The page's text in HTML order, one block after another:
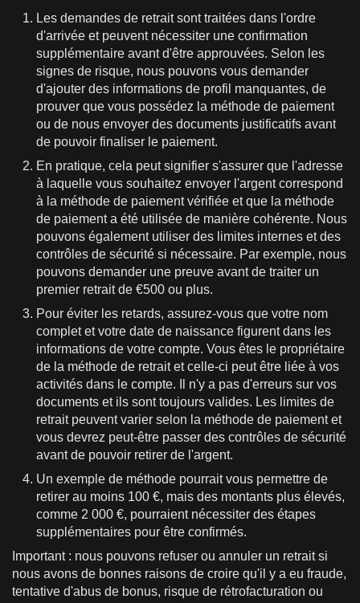
Les demandes de retrait sont traitées dans l'ordre
d'arrivée et peuvent nécessiter une confirmation
supplémentaire avant d'être approuvées. Selon les
signes de risque, nous pouvons vous demander
d'ajouter des informations de profil manquantes, de
prouver que vous possédez la méthode de paiement
ou de nous envoyer des documents justificatifs avant
de pouvoir finaliser le paiement.
En pratique, cela peut signifier s'assurer que l'adresse
à laquelle vous souhaitez envoyer l'argent correspond
à la méthode de paiement vérifiée et que la méthode
de paiement a été utilisée de manière cohérente. Nous
pouvons également utiliser des limites internes et des
contrôles de sécurité si nécessaire. Par exemple, nous
pouvons demander une preuve avant de traiter un
premier retrait de €500 ou plus.
Pour éviter les retards, assurez-vous que votre nom
complet et votre date de naissance figurent dans les
informations de votre compte. Vous êtes le propriétaire
de la méthode de retrait et celle-ci peut être liée à vos
activités dans le compte. Il n'y a pas d'erreurs sur vos
documents et ils sont toujours valides. Les limites de
retrait peuvent varier selon la méthode de paiement et
vous devrez peut-être passer des contrôles de sécurité
avant de pouvoir retirer de l'argent.
Un exemple de méthode pourrait vous permettre de
retirer au moins 100 €, mais des montants plus élevés,
comme 2 000 €, pourraient nécessiter des étapes
supplémentaires pour être confirmés.
Important : nous pouvons refuser ou annuler un retrait si
nous avons de bonnes raisons de croire qu'il y a eu fraude,
tentative d'abus de bonus, risque de rétrofacturation ou